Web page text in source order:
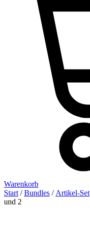
Warenkorb
Start /Bundles / Artikel-Set
und 2